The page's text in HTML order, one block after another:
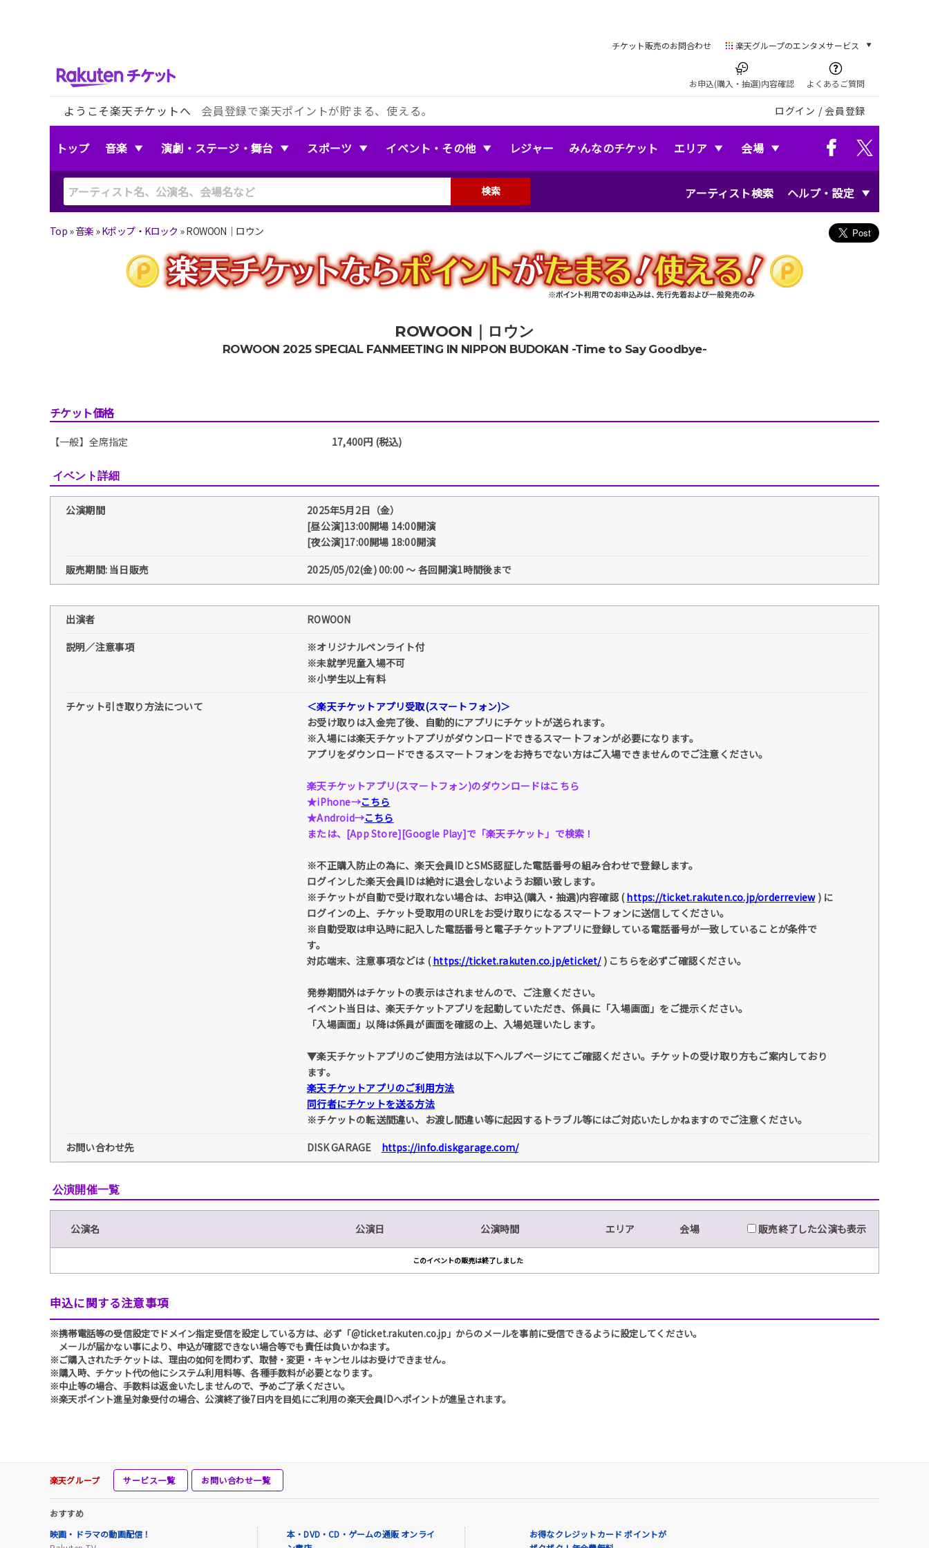
チケット販売のお問合わせ 楽天グループのエンタメサービス
本/ゲーム/CD/DVD
楽天ブックス
電子書籍
楽天Kobo
音楽配信
動画配信ガイド
Rakuten PLAY
無料テレビ
お申込(購入・抽選)内容確認 よくあるご質問
ようこそ楽天チケットへ 会員登録で楽天ポイントが貯まる、使える。 ログイン / 会員登録
トップ 音楽 演劇・ステージ・舞台 スポーツ イベント・その他 レジャー みんなのチケット エリア 会場
アーティスト検索 ヘルプ・設定
検索
Top »音楽 »Kポップ・Kロック »ROWOON｜ロウン
ROWOON｜ロウン
ROWOON 2025 SPECIAL FANMEETING IN NIPPON BUDOKAN -Time to Say Goodbye-
チケット価格
【一般】全席指定 17,400円 (税込)
イベント詳細
公演期間
2025年5月2日（金）
[昼公演]13:00開場 14:00開演
[夜公演]17:00開場 18:00開演
販売期間: 当日販売
2025/05/02(金) 00:00 〜 各回開演1時間後まで
出演者
ROWOON
説明／注意事項
※オリジナルペンライト付
※未就学児童入場不可
※小学生以上有料
チケット引き取り方法について
＜楽天チケットアプリ受取(スマートフォン)＞
お受け取りは入金完了後、自動的にアプリにチケットが送られます。
※入場には楽天チケットアプリがダウンロードできるスマートフォンが必要になります。
アプリをダウンロードできるスマートフォンをお持ちでない方はご入場できませんのでご注意ください。
楽天チケットアプリ(スマートフォン)のダウンロードはこちら
★iPhone→こちら
★Android→こちら
または、[App Store][Google Play]で「楽天チケット」で検索！
※不正購入防止の為に、楽天会員IDとSMS認証した電話番号の組み合わせで登録します。
ログインした楽天会員IDは絶対に退会しないようお願い致します。
※チケットが自動で受け取れない場合は、お申込(購入・抽選)内容確認 (https://ticket.rakuten.co.jp/orderreview) に
ログインの上、チケット受取用のURLをお受け取りになるスマートフォンに送信してください。
※自動受取は申込時に記入した電話番号と電子チケットアプリに登録している電話番号が一致していることが条件で
す。
対応端末、注意事項などは (https://ticket.rakuten.co.jp/eticket/) こちらを必ずご確認ください。
発券期間外はチケットの表示はされませんので、ご注意ください。
イベント当日は、楽天チケットアプリを起動していただき、係員に「入場画面」をご提示ください。
「入場画面」以降は係員が画面を確認の上、入場処理いたします。
▼楽天チケットアプリのご使用方法は以下ヘルプページにてご確認ください。チケットの受け取り方もご案内しており
ます。
楽天チケットアプリのご利用方法
同行者にチケットを送る方法
※チケットの転送間違い、お渡し間違い等に起因するトラブル等にはご対応いたしかねますのでご注意ください。
お問い合わせ先
DISK GARAGE https://info.diskgarage.com/
公演開催一覧
公演名 公演日 公演時間 エリア 会場 販売終了した公演も表示
このイベントの販売は終了しました
申込に関する注意事項
※携帯電話等の受信設定でドメイン指定受信を設定している方は、必ず「@ticket.rakuten.co.jp」からのメールを事前に受信できるように設定してください。
メールが届かない事により、申込が確認できない場合等でも責任は負いかねます。
※ご購入されたチケットは、理由の如何を問わず、取替・変更・キャンセルはお受けできません。
※購入時、チケット代の他にシステム利用料等、各種手数料が必要となります。
※中止等の場合、手数料は返金いたしませんので、予めご了承ください。
※楽天ポイント進呈対象受付の場合、公演終了後7日内を目処にご利用の楽天会員IDへポイントが進呈されます。
楽天グループ サービス一覧 お問い合わせ一覧
おすすめ
映画・ドラマの動画配信！
本・DVD・CD・ゲームの通販 オンライ
お得なクレジットカード ポイントが